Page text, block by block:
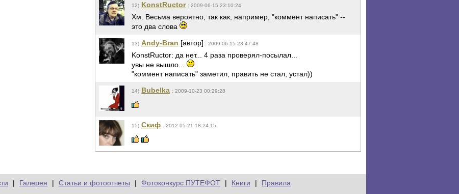
12) KonstRuctor : 2009-06-15 23:10:24
Хм. Весьма вероятно, так как, например, "коммент написать" --
это два слова
13) Andy-Bran [автор] : 2009-06-15 23:47:48
KonstRuctor: да нет... 4 раза проверял-посылал...
увы не вышло...
"коммент написать" заметил, править не стал, устал))
14) Bubelka : 2009-10-23 00:29:28
15) Скиф : 2012-05-21 18:24:15
| Галерея | Статьи и фотоотчеты | Фотоконкурс ПУТЕФОТ | Книги | Правила